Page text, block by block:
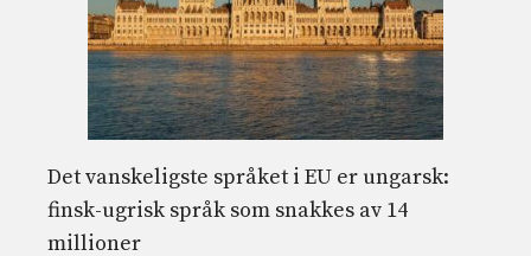
Det vanskeligste språket i EU er ungarsk:
finsk-ugrisk språk som snakkes av 14
millioner